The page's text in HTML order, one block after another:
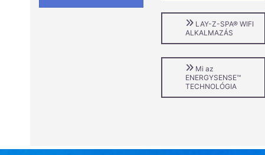
LAY-Z-SPA® WIFI
ALKALMAZÁS
Mi az
ENERGYSENSE™
TECHNOLÓGIA